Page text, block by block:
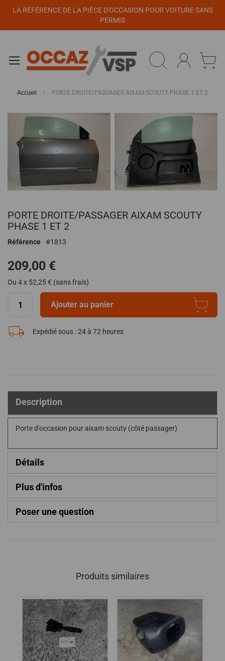
LA RÉFÉRENCE DE LA PIÈCE D'OCCASION POUR VOITURE SANS
PERMIS
Accueil PORTE DROITE/PASSAGER AIXAM SCOUTY PHASE 1 ET 2
Passer
galerie
d’images
au
début
la
d’images
PORTE DROITE/PASSAGER AIXAM SCOUTY
PHASE 1 ET 2
Référence 1813
209,00 €
Ou 4 x 52,25 € (sans frais)
Ajouter au panier
Expédié sous :24 à 72 heures
Description
Porte d'occasion pour aixam scouty (côté passager)
Détails
Plus d'infos
Poser une question
Produits similaires
Panneau de gestion des cookies